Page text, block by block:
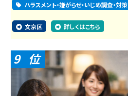
ハラスメント・嫌がらせ・いじめ調査・対策
文京区 詳しくはこちら
9